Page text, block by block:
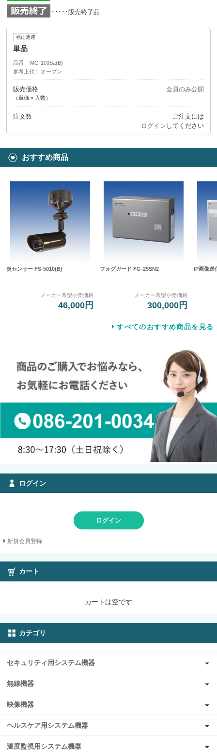
･････販売終了品
福山通運
単品
品番
MG-103Sa(B)
参考上代
オープン
販売価格
（単価 × 入数）
会員のみ公開
注文数
ご注文には
ログイン してください
おすすめ商品
炎センサー FS-5010(B)
メーカー希望小売価格
46,000円
フォグガード FG-25SN2
メーカー希望小売価格
300,000円
IP画像送
すべてのおすすめ商品を見る
ログイン
ログイン
新規会員登録
カート
カートは空です
カテゴリ
セキュリティ用システム機器
無線機器
映像機器
ヘルスケア用システム機器
温度監視用システム機器